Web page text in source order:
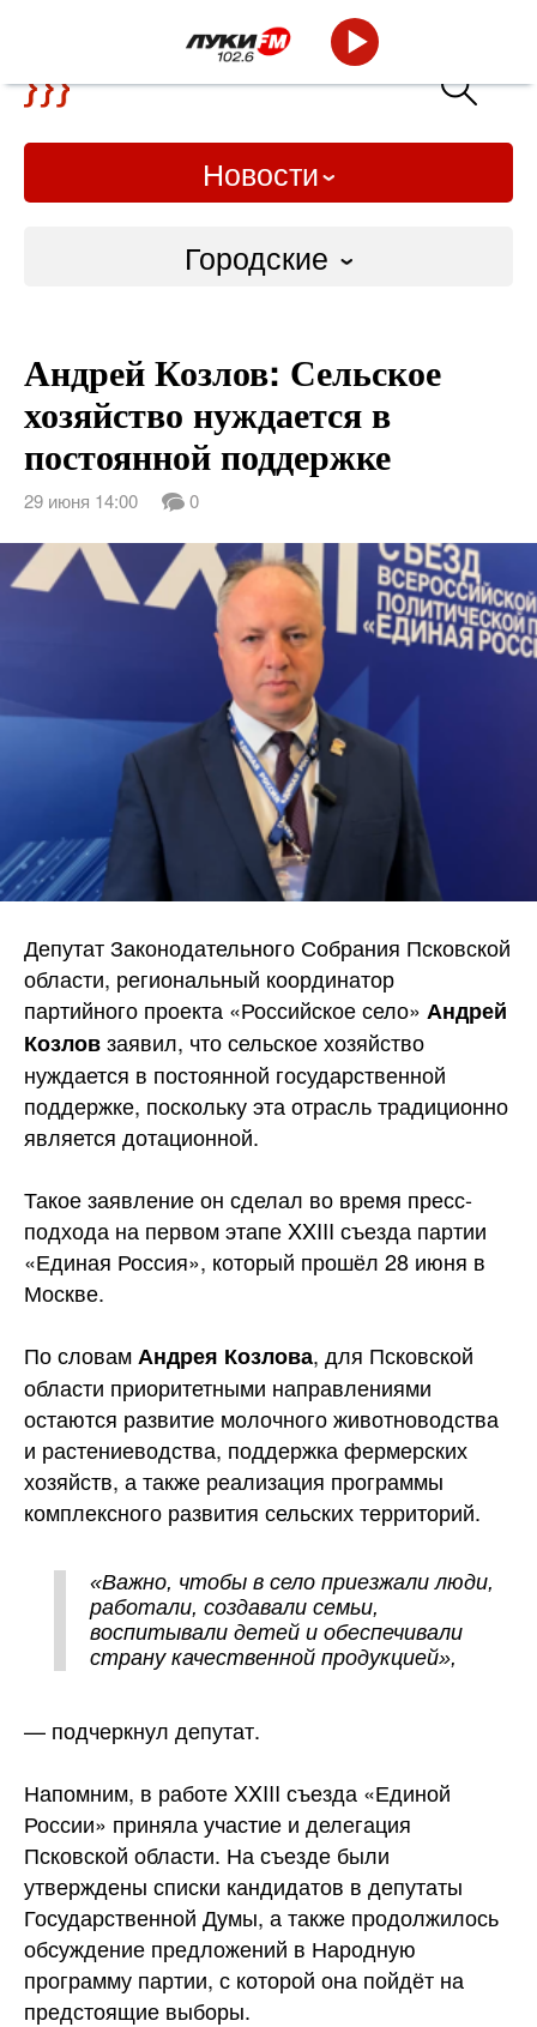
Новости
Городские
Слово Дело
Народные
Андрей Козлов: Сельское
хозяйство нуждается в
постоянной поддержке
29 июня 14:00 0
Депутат Законодательного Собрания Псковской
области, региональный координатор
партийного проекта «Российское село» Андрей
Козловзаявил, что сельское хозяйство
нуждается в постоянной государственной
поддержке, поскольку эта отрасль традиционно
является дотационной.
Такое заявление он сделал во время пресс-
подхода на первом этапе XXIII съезда партии
«Единая Россия», который прошёл 28 июня в
Москве.
По словамАндрея Козлова, для Псковской
области приоритетными направлениями
остаются развитие молочного животноводства
и растениеводства, поддержка фермерских
хозяйств, а также реализация программы
комплексного развития сельских территорий.
«Важно, чтобы в село приезжали люди,
работали, создавали семьи,
воспитывали детей и обеспечивали
страну качественной продукцией»,
— подчеркнул депутат.
Напомним, в работе XXIII съезда «Единой
России» приняла участие и делегация
Псковской области. На съезде были
утверждены списки кандидатов в депутаты
Государственной Думы, а также продолжилось
обсуждение предложений в Народную
программу партии, с которой она пойдёт на
предстоящие выборы.